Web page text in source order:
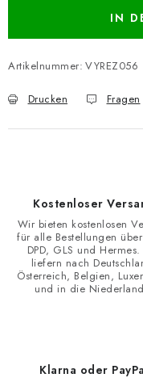
IN
Artikelnummer: VYREZ056
Drucken Fragen
Kostenloser
Wir bieten kostenlosen
für alle Bestellungen
DPD, GLS und
liefern nach
Österreich, Belgien,
und in die
Klarna oder